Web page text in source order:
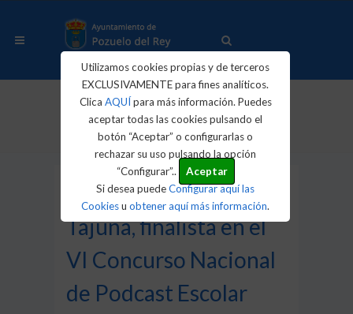
Utilizamos cookies propias y de terceros
EXCLUSIVAMENTE para fines analíticos.
Clica AQUÍ para más información. Puedes
aceptar todas las cookies pulsando el
botón “Aceptar” o configurarlas o
rechazar su uso pulsando la opción
“Configurar”..
Aceptar
Si desea puedeConfigurar aquí las
Cookiesuobtener aquí más información.
Inicio Actualidad
Noticias
🎙️ El CRA Vega del Tajuña, finalista...
🎙️ El CRA Vega del
Tajuña, finalista en el
VI Concurso Nacional
de Podcast Escolar